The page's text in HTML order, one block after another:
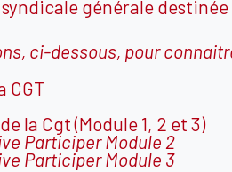
générale
ci-dessous, pour connai
CGT
la Cgt (Module 1, 2 et 3)
Participer Module 2
Participer Module 3